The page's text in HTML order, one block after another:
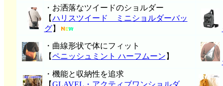
・お洒落なツイードのショルダー
【ハリスツイード ミニショルダーバッ
グ】
・曲線形状で体にフィット
【ペニッシュミント ハーフムーン 】
・機能と収納性を追求
【GLAVEL・アクティブワンショルダ